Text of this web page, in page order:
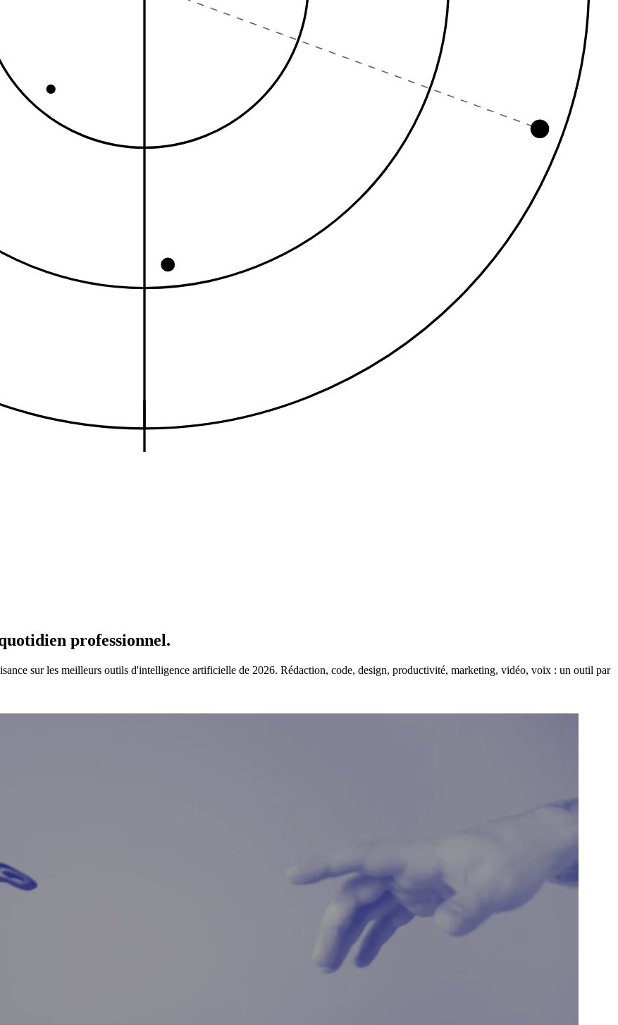
professionnel.
sur les meilleurs outils d'intelligence artificielle de 2026. Rédaction, code, design, productivité, marketing, vidéo, voix : un outil par